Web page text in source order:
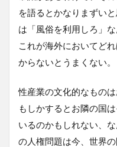
を語るとかなりまずい
は「風俗を利用しろ」
これが海外においてど
からないとうまくない。
性産業の文化的なもの
もしかするとお隣の国
いるのかもしれない、
の人権問題は今、世界